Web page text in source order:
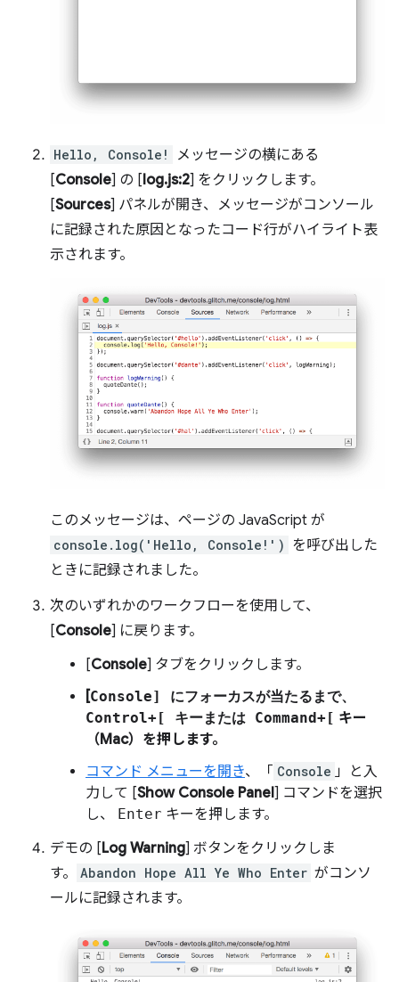
Hello, Console!
メッセージの横にある
[Console] の [log.js:2] をクリックします。
[Sources] パネルが開き、メッセージがコンソール
に記録された原因となったコード行がハイライト表
示されます。
このメッセージは、ページの JavaScript が
console.log('Hello, Console!') を呼び出した
ときに記録されました。
次のいずれかのワークフローを使用して、
[Console] に戻ります。
[Console] タブをクリックします。
[Console] にフォーカスが当たるまで、
Control+[ キーまたは Command+[ キー
（Mac）を押します。
コマンド メニューを開き、「 Console 」と入
力して [Show Console Panel] コマンドを選択
し、 Enter キーを押します。
デモの [Log Warning] ボタンをクリックしま
す。
Abandon Hope All Ye Who Enter がコンソ
ールに記録されます。